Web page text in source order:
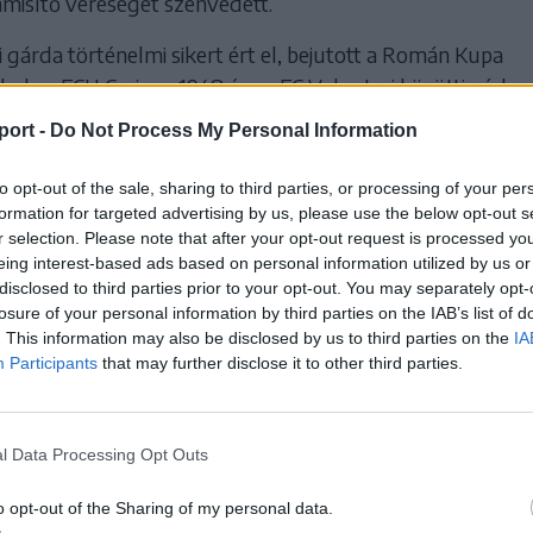
- Do Not Process My Personal Information
opt-out of the sale, sharing to third parties, or processing of your
for targeted advertising by us, please use the below opt-out
selection. Please note that after your opt-out request is processed
interest-based ads based on personal information utilized by us
to third parties prior to your opt-out. You may separately
of your personal information by third parties on the IAB’s list of
This information may also be disclosed by us to third parties on the
Participants that may further disclose it to other third parties.
Data Processing Opt Outs
opt-out of the Sharing of my personal data.
gárda történelmi sikert ért el, bejutott a Román Kupa
az FCU Craiova 1948 és az FC Voluntari közötti
Kupa, negyeddöntő:
Corvinul–Kolozsvári CFR 4–0 (1–0).
(43.), Coman (50.), Pîrvulescu (67.), Pop (90+2.).
HOZZÁ!